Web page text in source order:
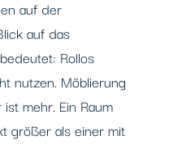
auf der
auf das
Rollos
nutzen. Möblierung
mehr. Ein Raum
größer als einer mit